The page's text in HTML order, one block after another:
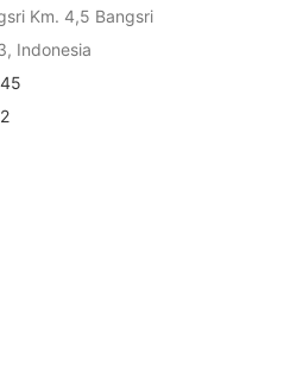
Km. 4,5 Bangsri
Indonesia